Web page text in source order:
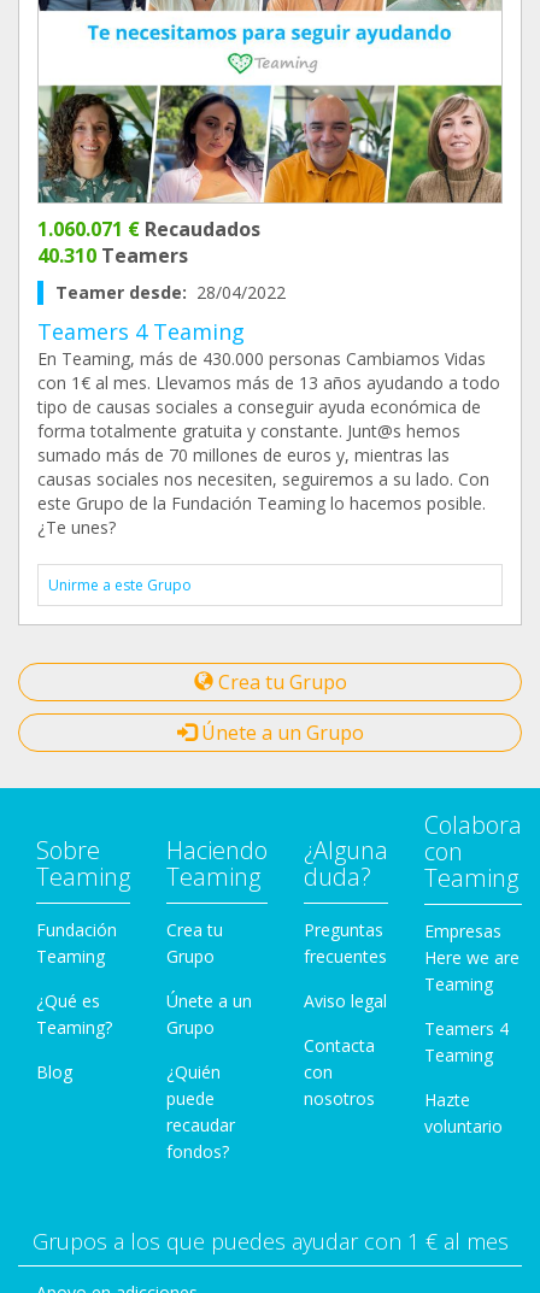
1.060.071 € Recaudados
40.310 Teamers
Teamer desde: 28/04/2022
Teamers 4 Teaming
En Teaming, más de 430.000 personas Cambiamos Vidas
con 1€ al mes. Llevamos más de 13 años ayudando a todo
tipo de causas sociales a conseguir ayuda económica de
forma totalmente gratuita y constante. Junt@s hemos
sumado más de 70 millones de euros y, mientras las
causas sociales nos necesiten, seguiremos a su lado. Con
este Grupo de la Fundación Teaming lo hacemos posible.
¿Te unes?
Unirme a este Grupo
Crea tu Grupo
Únete a un Grupo
Sobre
Teaming
Fundación
Teaming
¿Qué es
Teaming?
Blog
Haciendo
Teaming
Crea tu
Grupo
Únete a un
Grupo
¿Quién
puede
recaudar
fondos?
¿Alguna
duda?
Preguntas
frecuentes
Aviso legal
Contacta
con
nosotros
Colabora
con
Teaming
Empresas
Here we are
Teaming
Teamers 4
Teaming
Hazte
voluntario
Grupos a los que puedes ayudar con 1 € al mes